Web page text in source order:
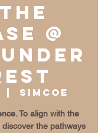
@
Simcoe
To align with the
the pathways